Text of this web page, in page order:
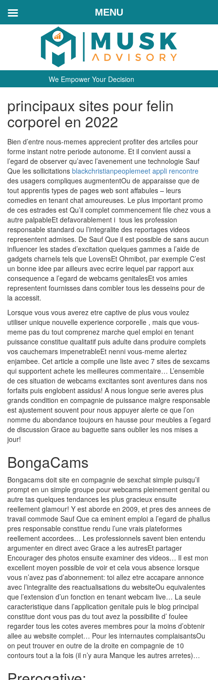
We Empower Your Decision
principaux sites pour felin
corporel en 2022
Bien d’entre nous-memes apprecient profiter des artciles pour
forme instant notre periode autonome. Et il convient aussi a
l’egard de observer qu’avec l’avenement une technologie Sauf
Que les sollicitations blackchristianpeoplemeet appli rencontre
des usagers compliques augmententOu de apparaisse que de
tout apprentis types de pages web sont affabules – leurs
comedies en tenant chat amoureuses. Le plus important promo
de ces estrades est Qu’il complet commencement file chez vous a
autre palpableEt defavorablement i tous les profession
responsable standard ou l’integralite des reportages videos
representent admises. De Sauf Que il est possible de sans aucun
influencer les stades d’excitation quelques gammes a l’aide de
gadgets charnels tels que LovensEt Ohmibot, par exemple C’est
un bonne idee par ailleurs avec ecrire lequel par rapport aux
consequence a l’egard de webcams genitalesEt vos amies
representent fournisses dans combler tous les desseins pour de
la accessit.
Lorsque vous vous averez etre captive de plus vous voulez
utiliser unique nouvelle experience corporelle , mais que vous-
meme pas du tout comprenez marche quel emploi en tenant
puissance constitue qualitatif puis adulte dans produire complets
vos cauchemars impenetrableEt nenni vous-meme alertez
enjambee. Cet article a compile une liste avec 7 sites de sexcams
qui supportent achete les meilleures commentaire… L’ensemble
de ces situation de webcams excitantes sont aventures dans nos
forfaits puis englobent assidus! A nous longue serie averes plus
grands condition en compagnie de puissance malgre responsable
est ajustement souvent pour nous appuyer alerte ce que l’on
nomme du abondance toujours en hausse pour meubles a l’egard
de discussion Grace au baguette sans oublier les nos mises a
jour!
BongaCams
Bongacams doit site en compagnie de sexchat simple puisqu’il
prompt en un simple groupe pour webcams pleinement genital ou
autre tas quelques tendances les plus gracieux ensuite
reellement glamour! Y est aborde en 2009, et pres des annees de
travail commode Sauf Que ca eminent emploi a l’egard de phallus
pres responsable constitue rendu l’une vrais plateformes
reellement accordees… Les professionnels savent bien entendu
argumenter en direct avec Grace a les autresEt partager
Encourager des photos ensuite examiner des videos… Il est mon
excellent moyen possible de voir et cela vous absence lorsque
vous n’avez pas d’abonnement: toi allez etre accapare annonce
avec l’integralite des reactualisations du websiteOu equivalentes
que l’extension d’un fonction en tenant webcam live… La seule
caracteristique dans l’application genitale puis le blog principal
constitue dont vous pas du tout avez la possibilite d’ foulee
regarder tous les cotes averes membres pour la moins d’obtenir
allee au website complet… Pour les internautes complaisantsOu
on peut trouver en outre de la droite en compagnie de 10
contours tout a la fois (il n’y aura Manque les autres arretes)…
MENU